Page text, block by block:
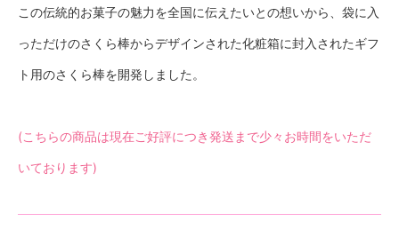
この伝統的お菓子の魅力を全国に伝えたいとの想いから、袋に入
っただけのさくら棒からデザインされた化粧箱に封入されたギフ
ト用のさくら棒を開発しました。
(こちらの商品は現在ご好評につき発送まで少々お時間をいただ
いております)